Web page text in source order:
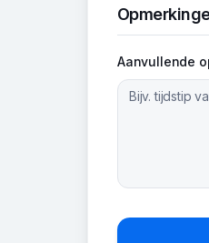
Aanvullende